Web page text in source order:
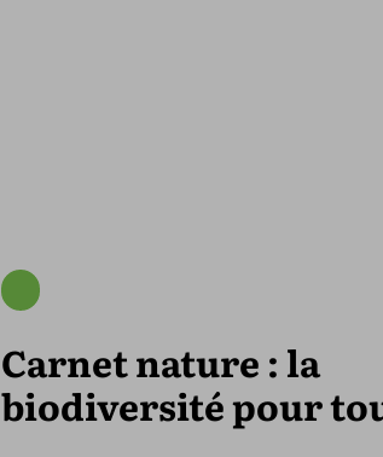
Carnet nature : la
biodiversité pour